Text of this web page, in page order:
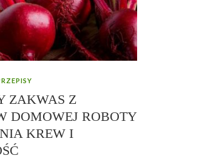
ZAKWAS Z
DOMOWEJ ROBOTY
KREW I